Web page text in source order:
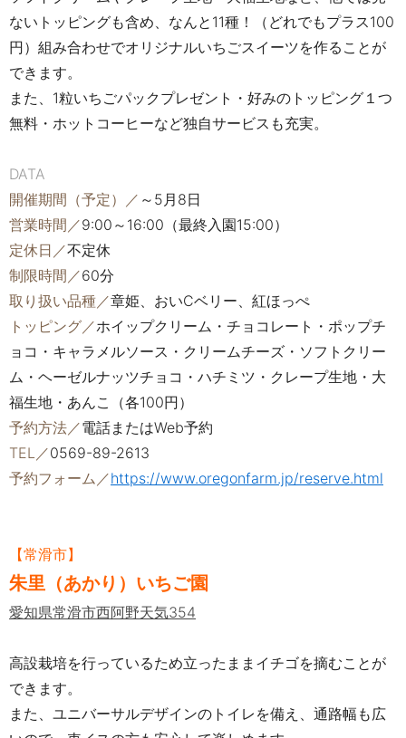
ないトッピングも含め、なんと11種！（どれでもプラス100
円）組み合わせでオリジナルいちごスイーツを作ることが
できます。
また、1粒いちごパックプレゼント・好みのトッピング１つ
無料・ホットコーヒーなど独自サービスも充実。
DATA
開催期間（予定）／ ～5月8日
営業時間／9:00～16:00（最終入園15:00）
定休日／不定休
制限時間／60分
取り扱い品種／章姫、おいCベリー、紅ほっぺ
トッピング／ホイップクリーム・チョコレート・ポップチ
ョコ・キャラメルソース・クリームチーズ・ソフトクリー
ム・ヘーゼルナッツチョコ・ハチミツ・クレープ生地・大
福生地・あんこ（各100円）
予約方法／電話またはWeb予約
TEL／0569-89-2613
予約フォーム／https://www.oregonfarm.jp/reserve.html
【常滑市】
朱里（あかり）いちご園
愛知県常滑市西阿野天気354
高設栽培を行っているため立ったままイチゴを摘むことが
できます。
また、ユニバーサルデザインのトイレを備え、通路幅も広